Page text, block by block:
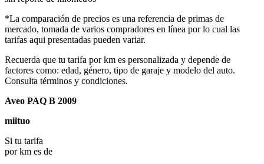
*La comparación de precios es una referencia de primas de
mercado, tomada de varios compradores en línea por lo cual las
tarifas aqui presentadas pueden variar.
Recuerda que tu tarifa por km es personalizada y depende de
factores como: edad, género, tipo de garaje y modelo del auto.
Consulta términos y condiciones.
Aveo PAQ B 2009
miituo
Si tu tarifa
por km es de